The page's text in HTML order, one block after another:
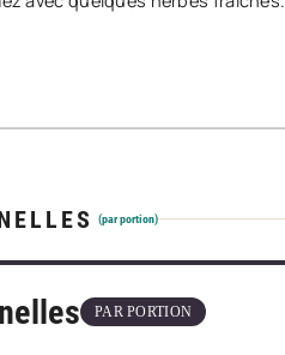
(par portion)
PAR PORTION